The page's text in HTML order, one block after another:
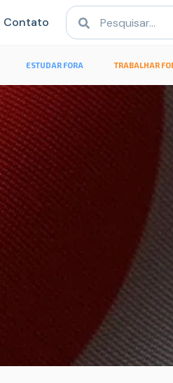
Contato
ESTUDAR FORA TRABALHAR